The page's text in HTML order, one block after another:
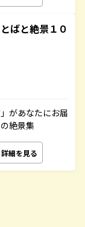
ばと絶景１０
があなたにお届
絶景集
詳細を見る